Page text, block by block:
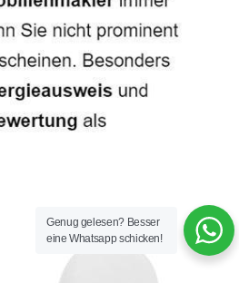
Genug gelesen? Besser
eine Whatsapp schicken!